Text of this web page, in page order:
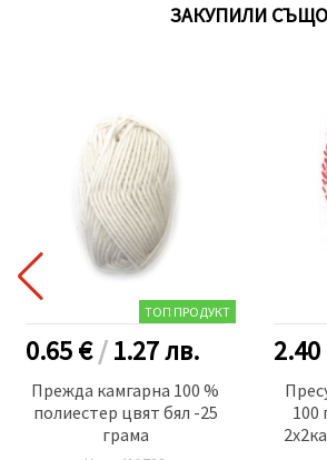
ЗАКУПИЛИ СЪЩО
ТОП ПРОДУКТ
0.65 €/1.27лв.
Прежда камгарна 100 %
полиестер цвят бял -25
грама
2.40
100